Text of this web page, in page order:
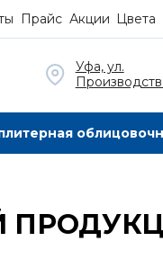
Прайс Акции Цвета
Уфа, ул.